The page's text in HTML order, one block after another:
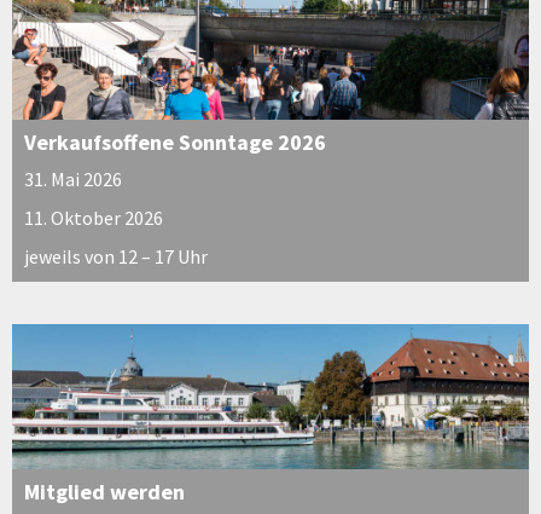
Verkaufsoffene Sonntage 2026
31. Mai 2026
11. Oktober 2026
jeweils von 12 – 17 Uhr
Mitglied werden